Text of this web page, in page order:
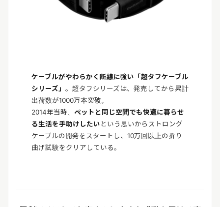
ケーブルがやわらかく断線に強い「超タフケーブル
シリーズ」 。超タフシリーズは、発売してから累計
出荷数が1000万本突破。
2014年当時、 ペットと同じ空間でも快適に暮らせ
る生活を手助けしたい という思いからストロング
ケーブルの開発をスタートし、10万回以上の折り
曲げ試験をクリアしている。